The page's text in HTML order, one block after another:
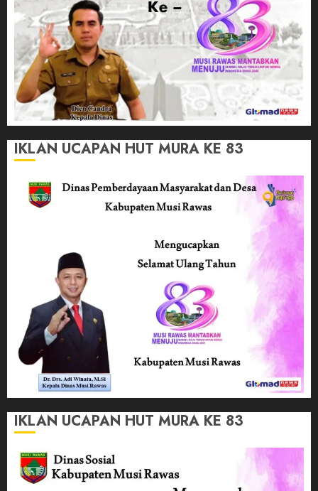
IKLAN UCAPAN HUT MURA KE 83
IKLAN UCAPAN HUT MURA KE 83